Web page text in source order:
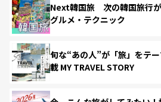
Next韓国旅 次の韓国旅行が
グルメ・テクニック
旬な“あの人”が「旅」をテ
載 MY TRAVEL STORY